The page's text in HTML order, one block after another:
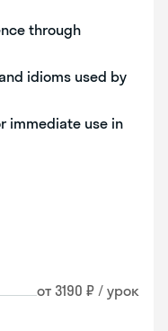
through
idioms used by
immediate use in
от 3190 ₽ / урок